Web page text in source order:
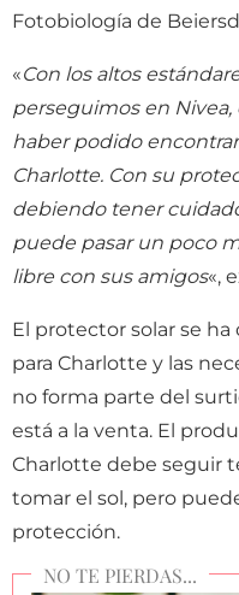
Fotobiología de
«Con los altos
perseguimos en
haber podido
Charlotte. Con su
debiendo tener
puede pasar un poco
libre con sus amigos«,
El protector solar se
para Charlotte y las
no forma parte del
está a la venta. El
Charlotte debe seguir
tomar el sol, pero
protección.